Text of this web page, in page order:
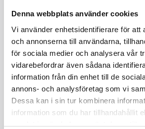
Denna webbplats använder cookies
Vi använder enhetsidentifierare för att
och annonserna till användarna,
för sociala medier och analysera vår
vidarebefordrar även sådana
information från din enhet till de
annons- och analysföretag som vi
Dessa kan i sin tur kombinera
information som du har tillhandahållit
samlat in när du har använt deras
15,50
16,00
7 maj 2026 23 juni 2026
24t 7d 1m 3m
Köp / Sälj